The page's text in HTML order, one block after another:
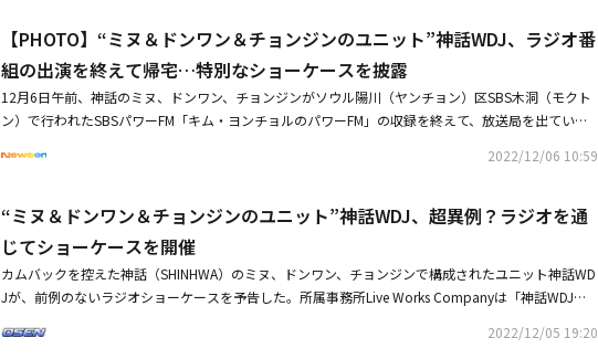
La Vida」まで、多彩なステージで年末のコンサートをより一層盛り上げた。神話は韓国最長寿アイ
ドルという特別なタイトルを持つボーイズグループで、過去から現在まで24年間も愛されている。
韓国最長寿アイドルというタイトルにふさわしく、神話WDJは今回のコンサートで24年の足取りを
振り返るセットリストで注目を集めた。「I Pray 4 U」「Don't Leave me」「Pretty」「Perfect Ma
n」「Only One」「ORANGE」「Eusha！ Eusha！」など、今の神話を作ったさまざまなステージを
披露し、ファンたちはメンバーたちの情熱的なステージに応えるためにペンラインと共にテチャン
（歌に沿って一緒に歌うこと）で会場の雰囲気を盛り上げた。起承転結が完璧だったコンサートは、
たちはファンたちに「共にしてくれてありがとう」という温かい挨拶でコンサートを終えた。
エネルギーを吹き込むという意味を込めたアルバムだ。タイトル曲「Flash」のほかにも「Shape On
Body」「Guest」「Rumble」「Tomorrow」まで、5曲の魅力的な楽曲で構成された。従来のグル
ープ神話の活動の時とはイメージチェンジを図って、ユニット活動を通じて新たに生まれた3人の姿
を多彩に収めたのが特徴だ。タイトル曲「Flash」は、メロディカルなレトロポップベースに、ミヌ
と共に多数の神話のアルバムに参加した作曲家のBrian Kimが作詞に参加した楽曲だ。タイトルの「F
lash」からも分かるように、ひらめく閃光に出くわしたように、強烈に惹かれて恋に落ちた相手に対
た。特に大人の魅力あふれるスーツ姿が目を引き、サビの部分のダンスもファンたちをときめかせ
た。音源の公開に先立ち、神話WDJは韓国のラジオ聴取率1位に輝くSBSラジオ「キム・ヨンチョル
のパワーFM」に出演し、素晴らしいトークを披露した。これと共に1stミニアルバム「Come To Lif
e」の全曲を初公開し、ファンとリスナーたちを楽しませた。また、ユニットを結成した理由につい
ンが疲れるかもしれないと思ったし、できる人だけでも集まろうと思って結成した」と明かした。メ
【PHOTO】“ミヌ＆ドンワン＆チョンジンのユニット”神話WDJ、ラジオ番
組の出演を終えて帰宅…特別なショーケースを披露
12月6日午前、神話のミヌ、ドンワン、チョンジンがソウル陽川（ヤンチョン）区SBS木洞（モクト
ン）で行われたSBSパワーFM「キム・ヨンチョルのパワーFM」の収録を終えて、放送局を出てい
o Life」の全曲を公開する特別なショーケースを行った。・神話 ミヌ＆ドンワン＆チョンジンのユニ
ユニット神話WDJ、1stミニアルバム「Come To Life」コンセプトフォト第3弾を公開
2022/12/06 10:59
“ミヌ＆ドンワン＆チョンジンのユニット”神話WDJ、超異例？ラジオを通
じてショーケースを開催
カムバックを控えた神話（SHINHWA）のミヌ、ドンワン、チョンジンで構成されたユニット神話WD
Jが、前例のないラジオショーケースを予告した。所属事務所Live Works Companyは「神話WDJが
o Life』の全曲を公開する特別なショーケースを開く」と伝えた。1stミニアルバム「Come To Life」
2022/12/05 19:20